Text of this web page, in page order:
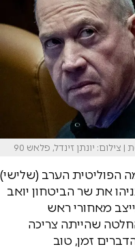
יונתן זינדל, פלאש 90
הפוליטית הערב (שלישי)
את שר הביטחון יואב
מאחורי ראש
שהייתה צריכה
זמן, טוב